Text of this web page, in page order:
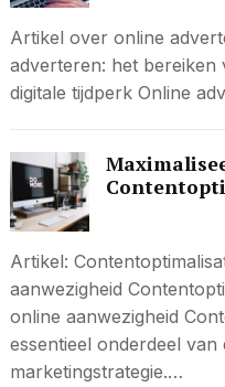
Artikel over online
adverteren: het
digitale tijdperk Online
Artikel:
aanwezigheid
online aanwezigheid
essentieel onderdeel
marketingstrategie.…